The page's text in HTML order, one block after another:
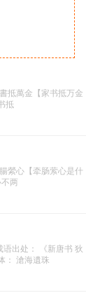
抵萬金【家书抵万金
抵
縈心【牵肠萦心是什
两
出处： 《新唐书 狄
： 滄海遺珠